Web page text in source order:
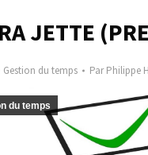
JETTE
Gestion du temps ParPhilippe
du temps